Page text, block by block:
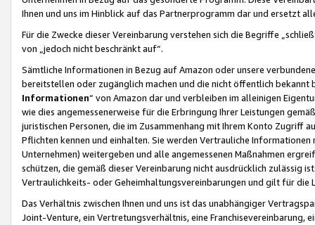
Ihnen und uns im Hinblick auf das Partnerprogramm dar und ersetzt
Für die Zwecke dieser Vereinbarung verstehen sich die Begriffe
von „jedoch nicht beschränkt auf“.
Sämtliche Informationen in Bezug auf Amazon oder unsere
bereitstellen oder zugänglich machen und die nicht öffentlich
Informationen“ von Amazon dar und verbleiben im alleinigen
wie dies angemessenerweise für die Erbringung Ihrer Leistungen
juristischen Personen, die im Zusammenhang mit Ihrem Konto
Pflichten kennen und einhalten. Sie werden Vertrauliche
Unternehmen) weitergeben und alle angemessenen Maßnahmen
schützen, die gemäß dieser Vereinbarung nicht ausdrücklich zulässig
Vertraulichkeits- oder Geheimhaltungsvereinbarungen und gilt für die
Das Verhältnis zwischen Ihnen und uns ist das unabhängiger
Joint-Venture, ein Vertretungsverhältnis, eine Franchisevereinbarung,